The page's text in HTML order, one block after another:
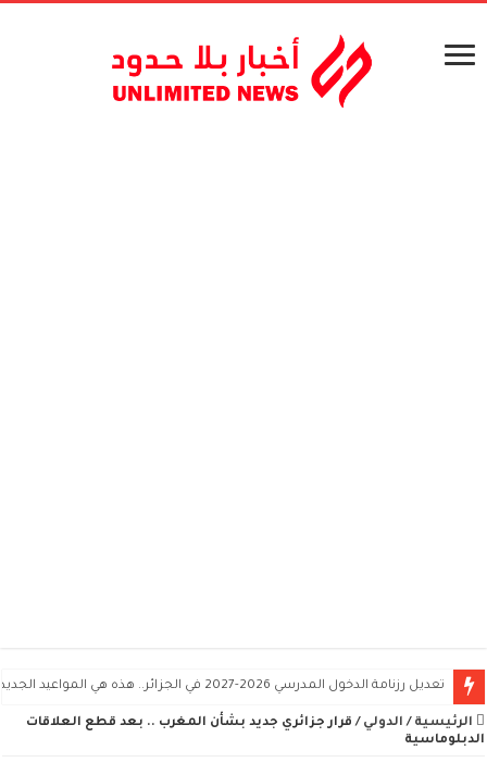
تعديل رزنامة الدخول المدرسي 2026-2027 في الجزائر.. هذه هي المواعيد الجديدة
الرئيسية / الدولي / قرار جزائري جديد بشأن المغرب .. بعد قطع العلاقات
الدبلوماسية